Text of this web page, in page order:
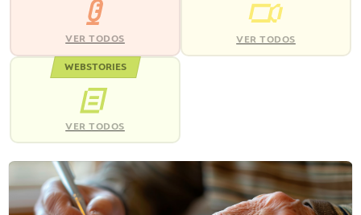
VER TODOS VER TODOS
WEBSTORIES
VER TODOS